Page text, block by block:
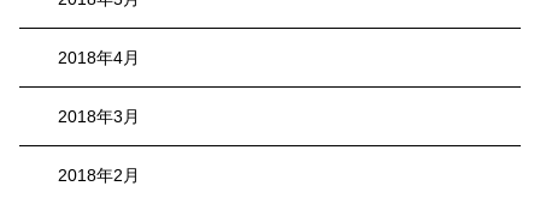
2018年4月
2018年3月
2018年2月